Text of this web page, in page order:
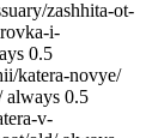
zashhita-ot-
i-
0.5
katera-novye/
always 0.5
v-